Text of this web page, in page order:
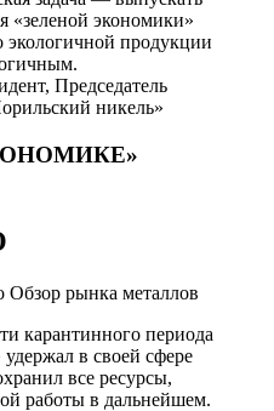
«зеленой экономики»
экологичной продукции
Председатель
никель»
Обзор рынка металлов
карантинного периода
в своей сфере
все ресурсы,
работы в дальнейшем.